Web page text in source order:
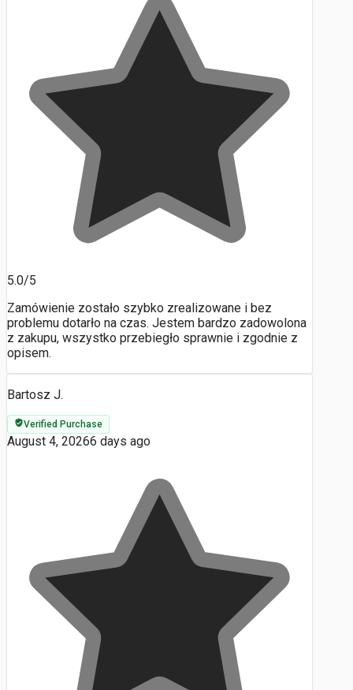
5.0/5
Zamówienie zostało szybko zrealizowane i bez
problemu dotarło na czas. Jestem bardzo zadowolona
z zakupu, wszystko przebiegło sprawnie i zgodnie z
opisem.
Bartosz J.
Verified Purchase
August 4, 20266 days ago